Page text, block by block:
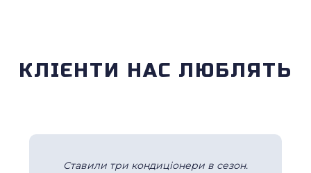
КЛІЄНТИ НАС ЛЮБЛЯТЬ
Ставили три кондиціонери в сезон.